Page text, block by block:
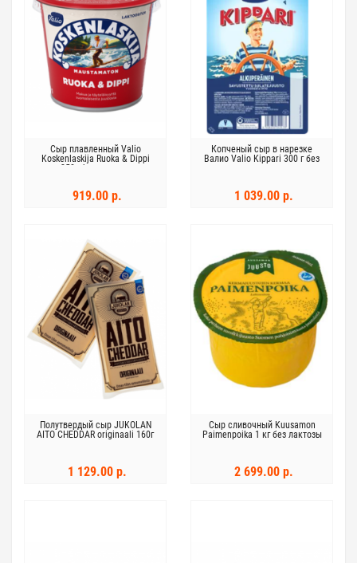
Сыр плавленный Valio
Koskenlaskija Ruoka & Dippi
250г без лактозы
919.00 р.
Копченый сыр в нарезке
Валио Valio Kippari 300 г без
1 039.00 р.
Полутвердый сыр JUKOLAN
AITO CHEDDAR originaali 160г
1 129.00 р.
Сыр сливочный Kuusamon
Paimenpoika 1 кг без лактозы
2 699.00 р.